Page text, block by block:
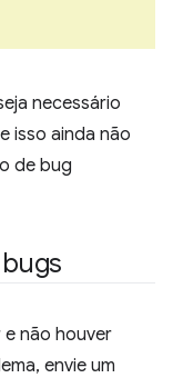
necessário
isso ainda não
de bug
e não houver
envie um